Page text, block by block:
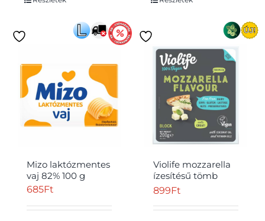
Mizo laktózmentes
vaj 82% 100 g
685Ft
Violife mozzarella
ízesítésű tömb
pizzához 200 g
899Ft